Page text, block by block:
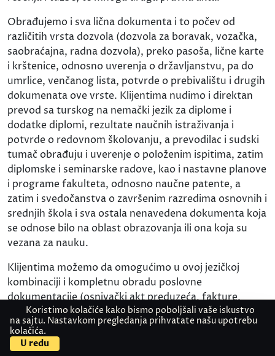
Obrađujemo i sva lična dokumenta i to počev od
različitih vrsta dozvola (dozvola za boravak, vozačka,
saobraćajna, radna dozvola), preko pasoša, lične karte
i krštenice, odnosno uverenja o državljanstvu, pa do
umrlice, venčanog lista, potvrde o prebivalištu i drugih
dokumenata ove vrste. Klijentima nudimo i direktan
prevod sa turskog na nemački jezik za diplome i
dodatke diplomi, rezultate naučnih istraživanja i
potvrde o redovnom školovanju, a prevodilac i sudski
tumač obrađuju i uverenje o položenim ispitima, zatim
diplomske i seminarske radove, kao i nastavne planove
i programe fakulteta, odnosno naučne patente, a
zatim i svedočanstva o završenim razredima osnovnih i
srednjih škola i sva ostala nenavedena dokumenta koja
se odnose bilo na oblast obrazovanja ili ona koja su
vezana za nauku.
Klijentima možemo da omogućimo u ovoj jezičkoj
kombinaciji i kompletnu obradu poslovne
dokumentacije (osnivački akt preduzeća, fakture,
statut preduzeća, poslovni izveštaji, rešenje o
osnivanju pravnog lica, poslovne odluke i druga), ali i
svih onih dokumenata koja se predaju nadležnim
Kontaktirajte nas
Koristimo kolačiće kako bismo poboljšali vaše iskustvo
na sajtu. Nastavkom pregledanja prihvatate našu upotrebu
kolačića.
U redu